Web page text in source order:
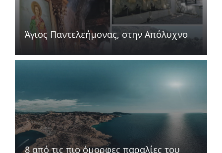
Άγιος Παντελεήμονας, στην Απόλυχνο
8 από τις πιο όμορφες παραλίες του